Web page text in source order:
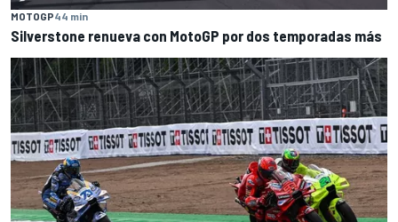
MOTOGP44 min
Silverstone renueva con MotoGP por dos temporadas más